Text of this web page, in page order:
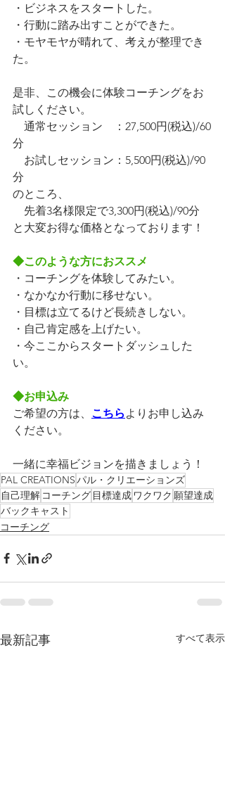
・ビジネスをスタートした。
・行動に踏み出すことができた。
・モヤモヤが晴れて、考えが整理でき
た。
是非、この機会に体験コーチングをお
試しください。
通常セッション　：27,500円(税込)/60
分
お試しセッション：5,500円(税込)/90
分
のところ、
先着3名様限定で3,300円(税込)/90分
と大変お得な価格となっております！
◆このような方におススメ
・コーチングを体験してみたい。
・なかなか行動に移せない。
・目標は立てるけど長続きしない。
・自己肯定感を上げたい。
・今ここからスタートダッシュした
い。
◆お申込み
ご希望の方は、 こちら よりお申し込み
ください。
一緒に幸福ビジョンを描きましょう！
PAL CREATIONSパル・クリエーションズ
自己理解 コーチング 目標達成 ワクワク 願望達成
バックキャスト
コーチング
最新記事 すべて表示